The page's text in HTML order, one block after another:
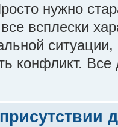
нужно
всплески
конфликт.